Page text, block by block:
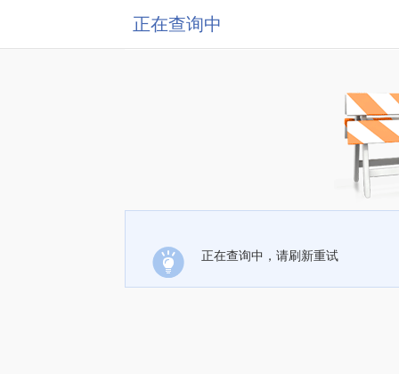
正在查询中
正在查询中，请刷新重试